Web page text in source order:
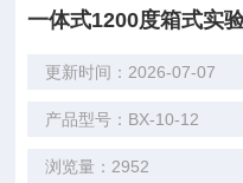
一体式1200度箱式实
更新时间：2026-07-07
产品型号：BX-10-12
浏览量：2952